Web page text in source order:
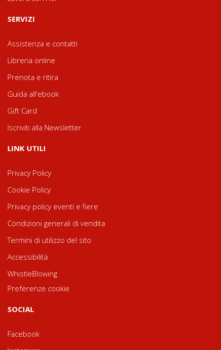
SERVIZI
Assistenza e contatti
Libreria online
Prenota e ritira
Guida all'ebook
Gift Card
Iscriviti alla Newsletter
LINK UTILI
Privacy Policy
Cookie Policy
Privacy policy eventi e fiere
Condizioni generali di vendita
Termini di utilizzo del sito
Accessibilità
WhistleBlowing
Preferenze cookie
SOCIAL
Facebook